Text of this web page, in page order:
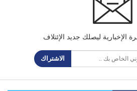
الإخبارية ليصلك جديد الإئتلاف
الاشتراك